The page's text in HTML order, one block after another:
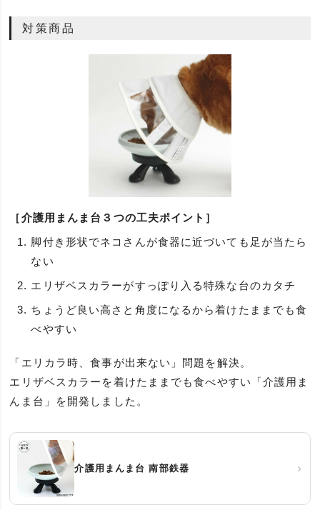
対策商品
［介護用まんま台３つの工夫ポイント］
脚付き形状でネコさんが食器に近づいても足が当たら
ない
エリザベスカラーがすっぽり入る特殊な台のカタチ
ちょうど良い高さと角度になるから着けたままでも食
べやすい
「エリカラ時、食事が出来ない」問題を解決。
エリザベスカラーを着けたままでも食べやすい「介護用ま
んま台」を開発しました。
介護用まんま台 南部鉄器 ›